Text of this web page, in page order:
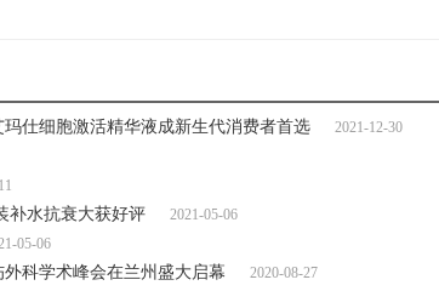
仕细胞激活精华液成新生代消费者首选 2021-12-30
补水抗衰大获好评 2021-05-06
05-06
科学术峰会在兰州盛大启幕 2020-08-27